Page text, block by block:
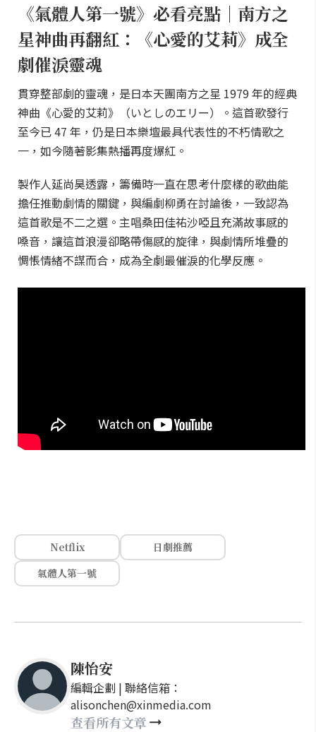
《氣體人第一號》必看亮點｜南方之
星神曲再翻紅：《心愛的艾莉》成全
劇催淚靈魂
貫穿整部劇的靈魂，是日本天團南方之星 1979 年的經典
神曲《心愛的艾莉》（いとしのエリー）。這首歌發行
至今已 47 年，仍是日本樂壇最具代表性的不朽情歌之
一，如今隨著影集熱播再度爆紅。
製作人延尚昊透露，籌備時一直在思考什麼樣的歌曲能
擔任推動劇情的關鍵，與編劇柳勇在討論後，一致認為
這首歌是不二之選。主唱桑田佳祐沙啞且充滿故事感的
嗓音，讓這首浪漫卻略帶傷感的旋律，與劇情所堆疊的
惆悵情緒不謀而合，成為全劇最催淚的化學反應。
Netflix
日劇推薦
氣體人第一號
陳怡安
編輯企劃 | 聯絡信箱：
alisonchen@xinmedia.com
查看所有文章